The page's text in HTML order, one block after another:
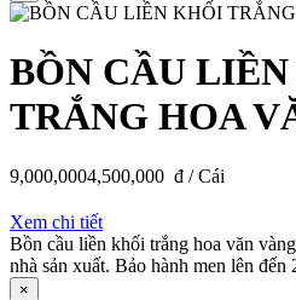
BỒN CẦU
TRẮNG HOA
9,000,0004,500,000 đ / Cái
Xem chi tiết
Bồn cầu liền khối trắng hoa văn
nhà sản xuất. Bảo hành men lên đến
×